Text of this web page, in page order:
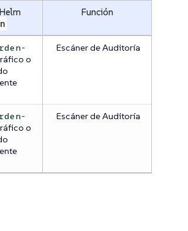
Función
o
Escáner de Auditoría
o
Escáner de Auditoría